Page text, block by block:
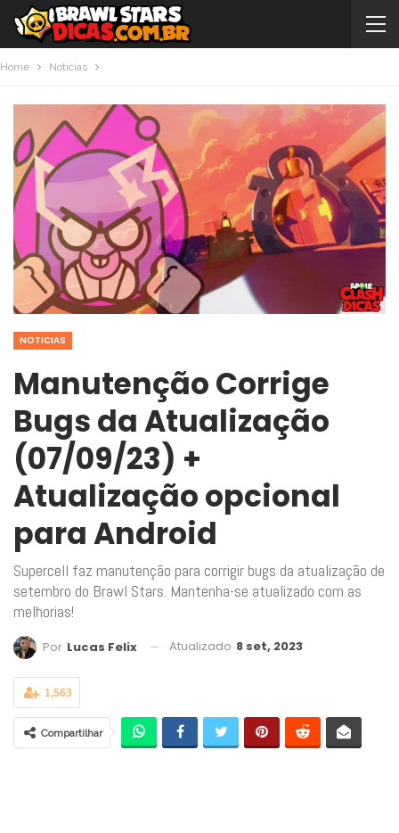
Home Noticias
NOTICIAS
Manutenção Corrige
Bugs da Atualização
(07/09/23) +
Atualização opcional
para Android
Supercell faz manutenção para corrigir bugs da atualização de
setembro do Brawl Stars. Mantenha-se atualizado com as
melhorias!
Por Lucas Felix Atualizado 8 set, 2023
1,563
Compartilhar